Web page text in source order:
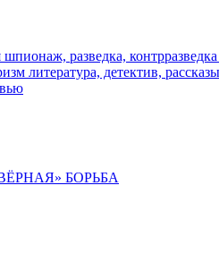
шпионаж, разведка, контрразведка
литература, детектив, рассказы
БОРЬБА